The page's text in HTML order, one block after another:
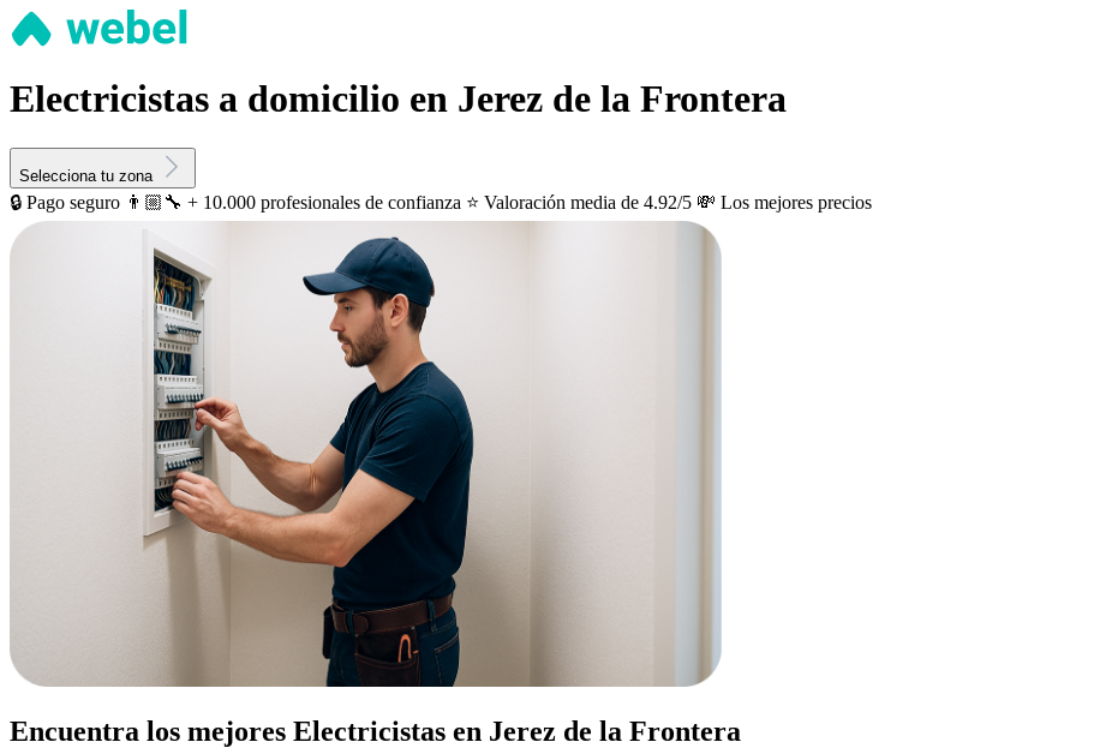
Electricistas a domicilio en Jerez de la Frontera
Selecciona tu zona
🔒 Pago seguro 👨🏼‍🔧 + 10.000 profesionales de confianza ⭐️ Valoración media de 4.92/5 💸 Los mejores precios
Encuentra los mejores Electricistas en Jerez de la Frontera